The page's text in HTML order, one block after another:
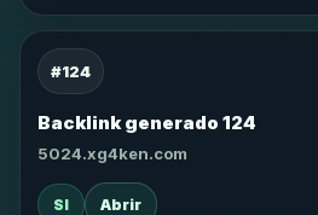
#124
Backlink generado 124
5024.xg4ken.com
SI Abrir